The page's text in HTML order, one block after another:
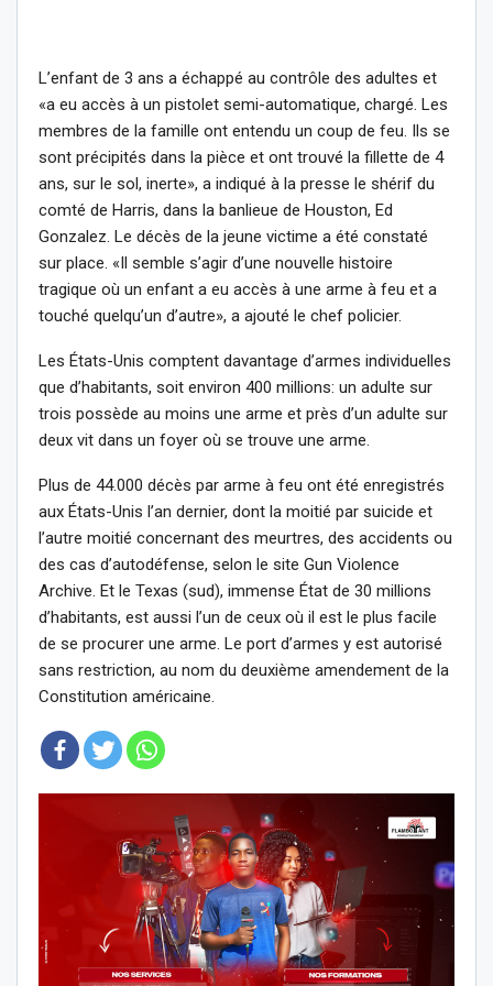
L’enfant de 3 ans a échappé au contrôle des adultes et
«a eu accès à un pistolet semi-automatique, chargé. Les
membres de la famille ont entendu un coup de feu. Ils se
sont précipités dans la pièce et ont trouvé la fillette de 4
ans, sur le sol, inerte», a indiqué à la presse le shérif du
comté de Harris, dans la banlieue de Houston, Ed
Gonzalez. Le décès de la jeune victime a été constaté
sur place. «Il semble s’agir d’une nouvelle histoire
tragique où un enfant a eu accès à une arme à feu et a
touché quelqu’un d’autre», a ajouté le chef policier.
Les États-Unis comptent davantage d’armes individuelles
que d’habitants, soit environ 400 millions: un adulte sur
trois possède au moins une arme et près d’un adulte sur
deux vit dans un foyer où se trouve une arme.
Plus de 44.000 décès par arme à feu ont été enregistrés
aux États-Unis l’an dernier, dont la moitié par suicide et
l’autre moitié concernant des meurtres, des accidents ou
des cas d’autodéfense, selon le site Gun Violence
Archive. Et le Texas (sud), immense État de 30 millions
d’habitants, est aussi l’un de ceux où il est le plus facile
de se procurer une arme. Le port d’armes y est autorisé
sans restriction, au nom du deuxième amendement de la
Constitution américaine.